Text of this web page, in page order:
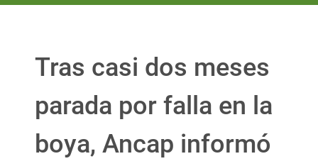
Tras casi dos meses
parada por falla en la
boya, Ancap informó